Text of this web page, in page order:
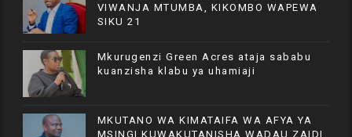
VIWANJA MTUMBA, KIKOMBO WAPEWA
SIKU 21
Mkurugenzi Green Acres ataja sababu
kuanzisha klabu ya uhamiaji
MKUTANO WA KIMATAIFA WA AFYA YA
MSINGI KUWAKUTANISHA WADAU ZAIDI